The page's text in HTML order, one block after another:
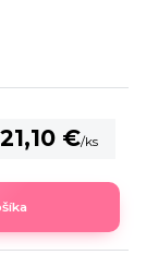
21,10 €/ks